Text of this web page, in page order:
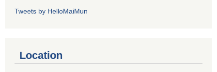
Tweets by HelloMaiMun
Location